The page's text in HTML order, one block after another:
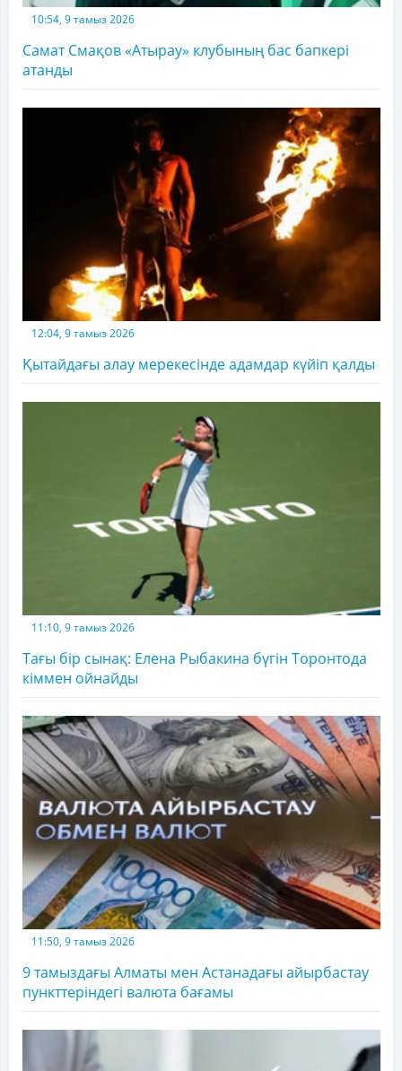
10:54, 9 тамыз 2026
Самат Смақов «Атырау» клубының бас бапкері
атанды
12:04, 9 тамыз 2026
Қытайдағы алау мерекесінде адамдар күйіп қалды
11:10, 9 тамыз 2026
Тағы бір сынақ: Елена Рыбакина бүгін Торонтода
кіммен ойнайды
11:50, 9 тамыз 2026
9 тамыздағы Алматы мен Астанадағы айырбастау
пункттеріндегі валюта бағамы